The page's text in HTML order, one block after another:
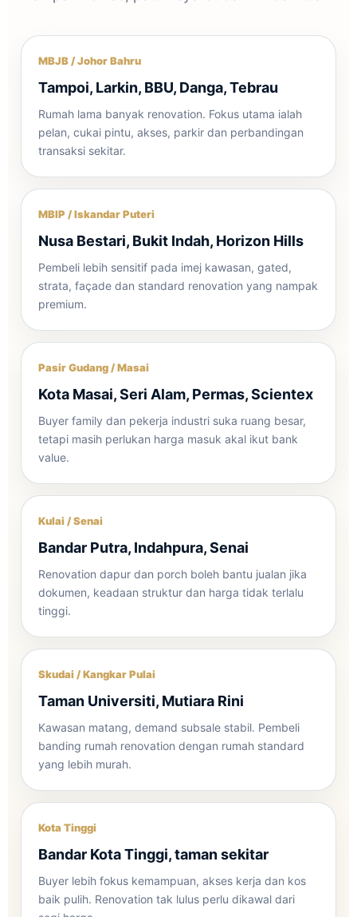
MBJB / Johor Bahru
Tampoi, Larkin, BBU, Danga, Tebrau
Rumah lama banyak renovation. Fokus utama ialah
pelan, cukai pintu, akses, parkir dan perbandingan
transaksi sekitar.
MBIP / Iskandar Puteri
Nusa Bestari, Bukit Indah, Horizon Hills
Pembeli lebih sensitif pada imej kawasan, gated,
strata, façade dan standard renovation yang nampak
premium.
Pasir Gudang / Masai
Kota Masai, Seri Alam, Permas, Scientex
Buyer family dan pekerja industri suka ruang besar,
tetapi masih perlukan harga masuk akal ikut bank
value.
Kulai / Senai
Bandar Putra, Indahpura, Senai
Renovation dapur dan porch boleh bantu jualan jika
dokumen, keadaan struktur dan harga tidak terlalu
tinggi.
Skudai / Kangkar Pulai
Taman Universiti, Mutiara Rini
Kawasan matang, demand subsale stabil. Pembeli
banding rumah renovation dengan rumah standard
yang lebih murah.
Kota Tinggi
Bandar Kota Tinggi, taman sekitar
Buyer lebih fokus kemampuan, akses kerja dan kos
baik pulih. Renovation tak lulus perlu dikawal dari